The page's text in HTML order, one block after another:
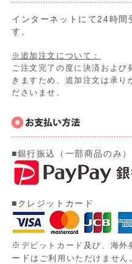
インターネットにて24時間
す。
※追加注文について：
ご注文完了の度に決済および
きますため、追加注文は承り
ださいませ。
■銀行振込（一部商品のみ）
■クレジットカード
※ デビットカード及び、 海外
ード はご利用いただけません